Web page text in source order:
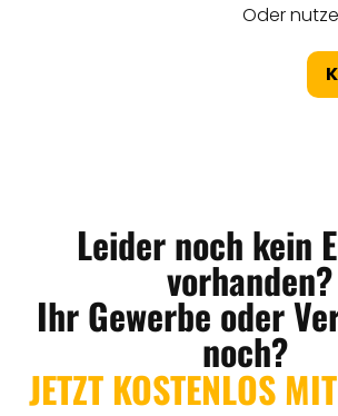
Oder
Leider noch kein
vorhanden?
Ihr Gewerbe oder
noch?
JETZT KOSTENLOS